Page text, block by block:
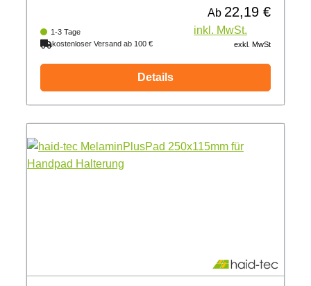
1-3 Tage
kostenloser Versand ab 100 €
Regulärer Preis:
Ab 22,19 €
inkl. MwSt.
exkl. MwSt
Details